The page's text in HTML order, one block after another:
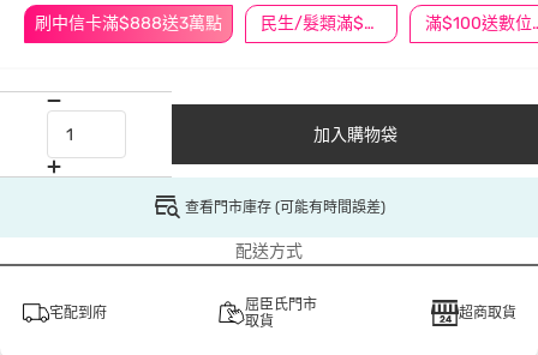
刷中信卡滿$888送3萬點 民生/髮類滿$388送舒潔冰巾 滿
加入購物袋
查看門市庫存 (可能有時間誤差)
配送方式
宅配到府
屈臣氏門市
取貨
超商取貨